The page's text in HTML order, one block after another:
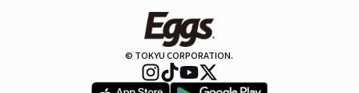
© TOKYU CORPORATION.